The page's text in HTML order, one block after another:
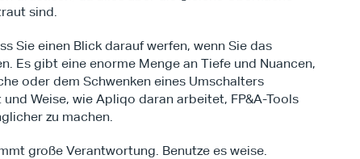
sind.
Sie einen Blick darauf werfen, wenn Sie das
Es gibt eine enorme Menge an Tiefe und Nuancen,
oder dem Schwenken eines Umschalters
Weise, wie Apliqo daran arbeitet, FP&A-Tools
zu machen.
große Verantwortung. Benutze es weise.